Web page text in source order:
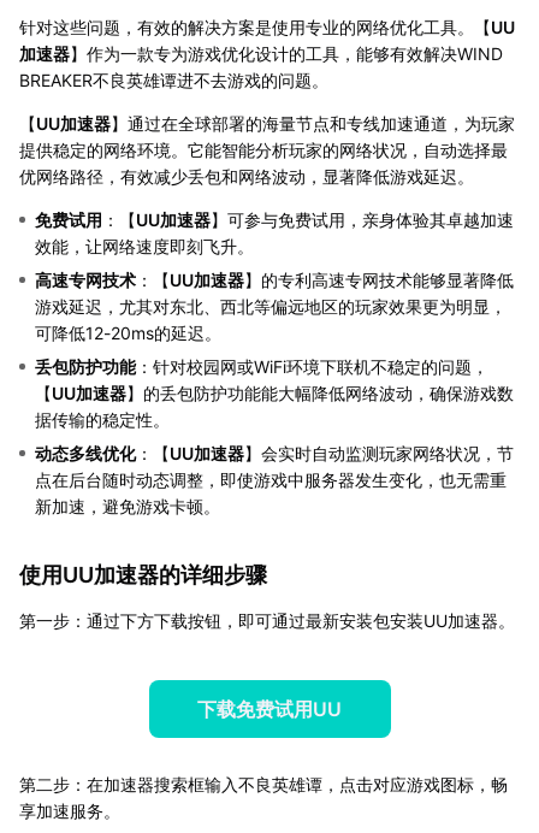
针对这些问题，有效的解决方案是使用专业的网络优化工具。【UU
加速器】作为一款专为游戏优化设计的工具，能够有效解决WIND
BREAKER不良英雄谭进不去游戏的问题。
【UU加速器】通过在全球部署的海量节点和专线加速通道，为玩家
提供稳定的网络环境。它能智能分析玩家的网络状况，自动选择最
优网络路径，有效减少丢包和网络波动，显著降低游戏延迟。
免费试用 ：【UU加速器】可参与免费试用，亲身体验其卓越加速
效能，让网络速度即刻飞升。
高速专网技术 ：【UU加速器】的专利高速专网技术能够显著降低
游戏延迟，尤其对东北、西北等偏远地区的玩家效果更为明显，
可降低12-20ms的延迟。
丢包防护功能：针对校园网或WiFi环境下联机不稳定的问题，
【UU加速器】的丢包防护功能能大幅降低网络波动，确保游戏数
据传输的稳定性。
动态多线优化：【UU加速器】会实时自动监测玩家网络状况，节
点在后台随时动态调整，即使游戏中服务器发生变化，也无需重
新加速，避免游戏卡顿。
使用UU加速器的详细步骤
第一步：通过下方下载按钮，即可通过最新安装包安装UU加速器。
下载免费试用UU
第二步：在加速器搜索框输入不良英雄谭，点击对应游戏图标，畅
享加速服务。